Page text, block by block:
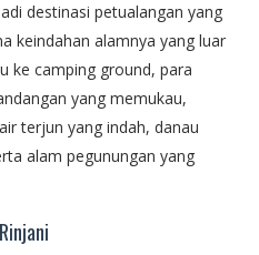
destinasi petualangan yang
keindahan alamnya yang luar
ke camping ground, para
yang memukau,
terjun yang indah, danau
alam pegunungan yang